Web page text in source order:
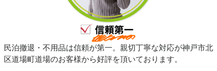
民泊撤退・不用品は信頼が第一。親切丁寧な対応が神戸市北
区道場町道場のお客様から好評を頂いております。